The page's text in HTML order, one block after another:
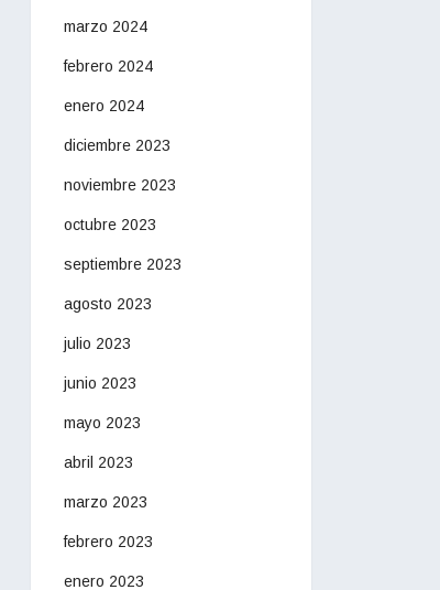
marzo 2024
febrero 2024
enero 2024
diciembre 2023
noviembre 2023
octubre 2023
septiembre 2023
agosto 2023
julio 2023
junio 2023
mayo 2023
abril 2023
marzo 2023
febrero 2023
enero 2023